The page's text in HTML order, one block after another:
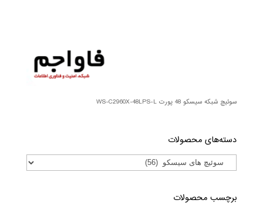
سوئیچ شبکه سیسکو 48 پورت WS-C2960X-48LPS-L
دسته‌های محصولات
برچسب محصولات